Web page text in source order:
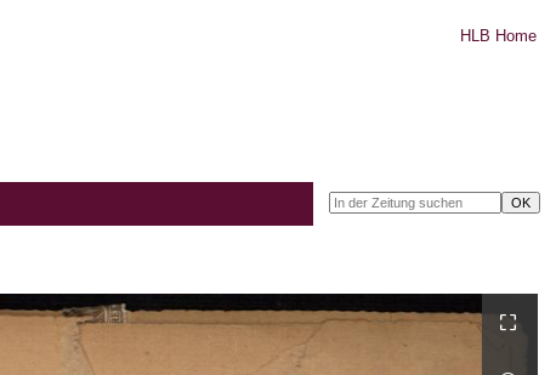
HLB Home